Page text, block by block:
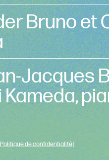
Bruno et
Jacques
Politique de confidentialité|